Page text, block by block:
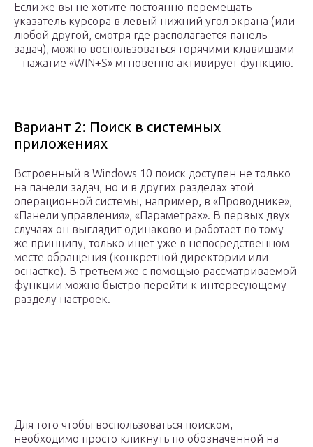
Если же вы не хотите постоянно перемещать
указатель курсора в левый нижний угол экрана (или
любой другой, смотря где располагается панель
задач), можно воспользоваться горячими клавишами
– нажатие «WIN+S» мгновенно активирует функцию.
Вариант 2: Поиск в системных
приложениях
Встроенный в Windows 10 поиск доступен не только
на панели задач, но и в других разделах этой
операционной системы, например, в «Проводнике»,
«Панели управления», «Параметрах». В первых двух
случаях он выглядит одинаково и работает по тому
же принципу, только ищет уже в непосредственном
месте обращения (конкретной директории или
оснастке). В третьем же с помощью рассматриваемой
функции можно быстро перейти к интересующему
разделу настроек.
Для того чтобы воспользоваться поиском,
необходимо просто кликнуть по обозначенной на